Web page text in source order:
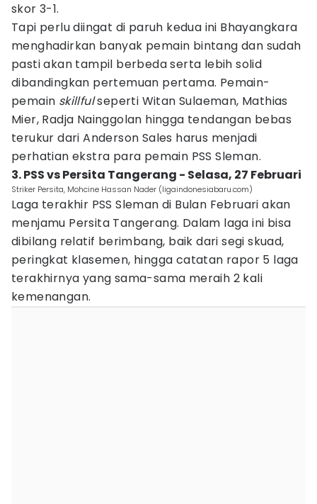
skor 3-1.
Tapi perlu diingat di paruh kedua ini Bhayangkara
menghadirkan banyak pemain bintang dan sudah
pasti akan tampil berbeda serta lebih solid
dibandingkan pertemuan pertama. Pemain-
pemain skillfulseperti Witan Sulaeman, Mathias
Mier, Radja Nainggolan hingga tendangan bebas
terukur dari Anderson Sales harus menjadi
perhatian ekstra para pemain PSS Sleman.
3. PSS vs Persita Tangerang - Selasa, 27 Februari
Striker Persita, Mohcine Hassan Nader (ligaindonesiabaru.com)
Laga terakhir PSS Sleman di Bulan Februari akan
menjamu Persita Tangerang. Dalam laga ini bisa
dibilang relatif berimbang, baik dari segi skuad,
peringkat klasemen, hingga catatan rapor 5 laga
terakhirnya yang sama-sama meraih 2 kali
kemenangan.